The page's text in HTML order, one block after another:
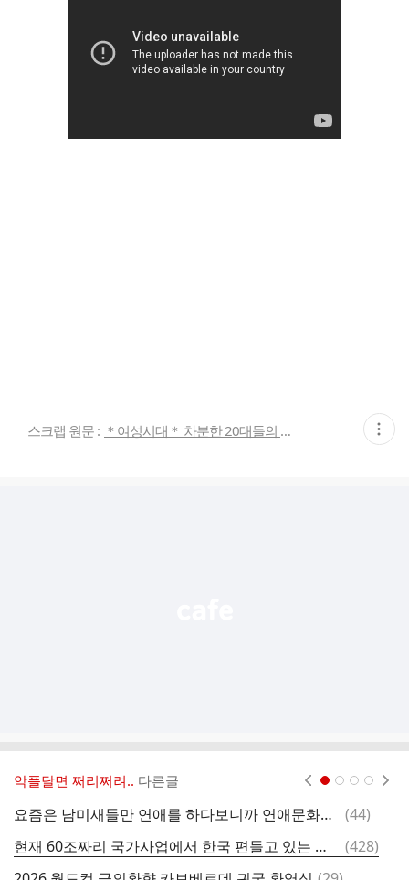
스크랩 원문 : ＊여성시대＊ 차분한 20대들의 알흠다운 공간 현
재
악플달면 쩌리쩌려.. 다른글
요즘은 남미새들만 연애를 하다보니까 연애문화가 기괴해지는듯...twt
댓
(44)
현재 60조짜리 국가사업에서 한국 편들고 있는 캐나다 국민들.jpg
댓
글
(428)